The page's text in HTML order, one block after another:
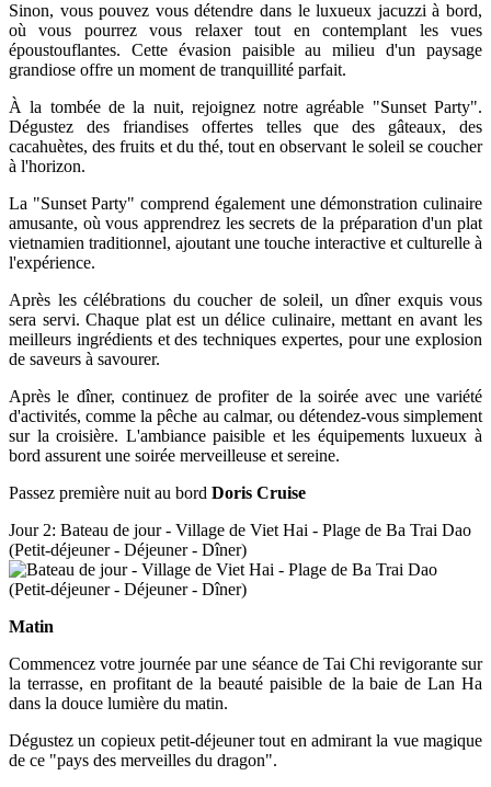
Sinon, vous pouvez vous détendre dans le luxueux jacuzzi à bord,
où vous pourrez vous relaxer tout en contemplant les vues
époustouflantes. Cette évasion paisible au milieu d'un paysage
grandiose offre un moment de tranquillité parfait.
À la tombée de la nuit, rejoignez notre agréable "Sunset Party".
Dégustez des friandises offertes telles que des gâteaux, des
cacahuètes, des fruits et du thé, tout en observant le soleil se coucher
à l'horizon.
La "Sunset Party" comprend également une démonstration culinaire
amusante, où vous apprendrez les secrets de la préparation d'un plat
vietnamien traditionnel, ajoutant une touche interactive et culturelle à
l'expérience.
Après les célébrations du coucher de soleil, un dîner exquis vous
sera servi. Chaque plat est un délice culinaire, mettant en avant les
meilleurs ingrédients et des techniques expertes, pour une explosion
de saveurs à savourer.
Après le dîner, continuez de profiter de la soirée avec une variété
d'activités, comme la pêche au calmar, ou détendez-vous simplement
sur la croisière. L'ambiance paisible et les équipements luxueux à
bord assurent une soirée merveilleuse et sereine.
Passez première nuit au bord Doris Cruise
Jour 2: Bateau de jour - Village de Viet Hai - Plage de Ba Trai Dao
(Petit-déjeuner - Déjeuner - Dîner)
Matin
Commencez votre journée par une séance de Tai Chi revigorante sur
la terrasse, en profitant de la beauté paisible de la baie de Lan Ha
dans la douce lumière du matin.
Dégustez un copieux petit-déjeuner tout en admirant la vue magique
de ce "pays des merveilles du dragon".